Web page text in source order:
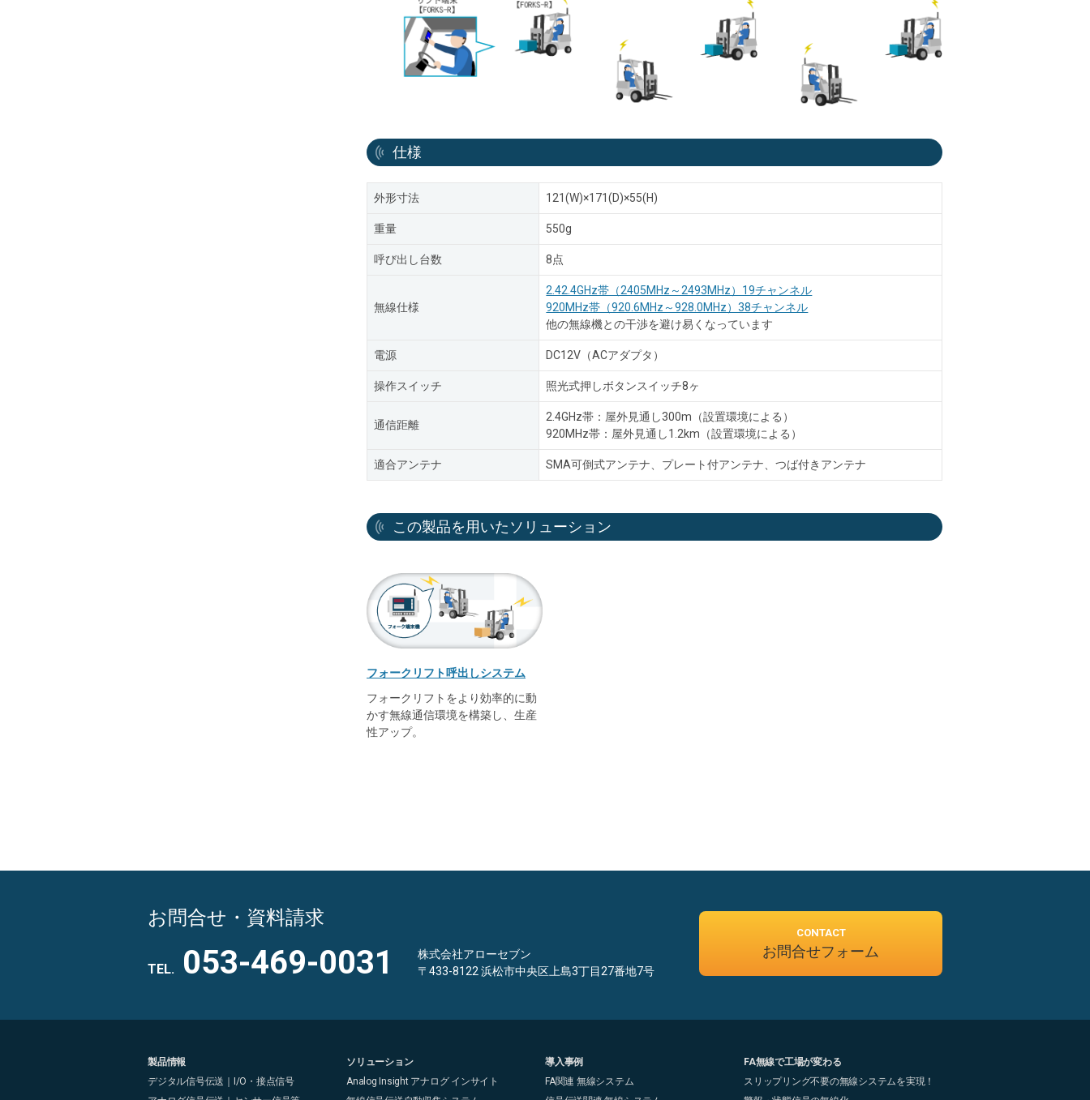
仕様
外形寸法 121(W)×171(D)×55(H)
重量 550g
呼び出し台数 8点
無線仕様
2.42.4GHz帯（2405MHz～2493MHz）19チャンネル
920MHz帯（920.6MHz～928.0MHz）38チャンネル
他の無線機との干渉を避け易くなっています
電源 DC12V（ACアダプタ）
操作スイッチ 照光式押しボタンスイッチ8ヶ
通信距離
2.4GHz帯：屋外見通し300m（設置環境による）
920MHz帯：屋外見通し1.2km（設置環境による）
適合アンテナ SMA可倒式アンテナ、プレート付アンテナ、つば付きアンテナ
この製品を用いたソリューション
フォークリフト呼出しシステム
フォークリフトをより効率的に動
かす無線通信環境を構築し、生産
性アップ。
お問合せ・資料請求
TEL. 053-469-0031
株式会社アローセブン
〒433-8122 浜松市中央区上島3丁目27番地7号
CONTACT
お問合せフォーム
製品情報
デジタル信号伝送｜I/O・接点信号
ソリューション
Analog Insight アナログ インサイト
導入事例
FA関連 無線システム
FA無線で工場が変わる
スリップリング不要の無線システムを実現！